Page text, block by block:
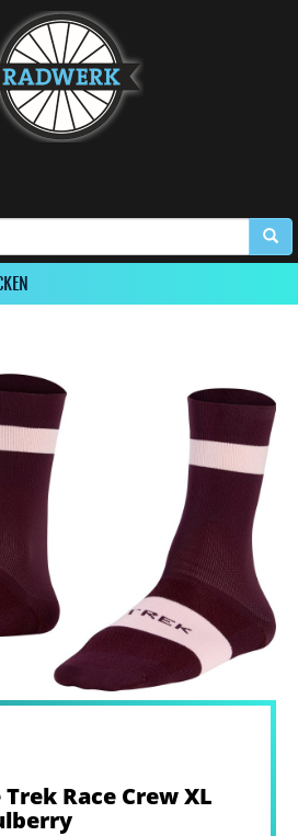
Race Crew XL